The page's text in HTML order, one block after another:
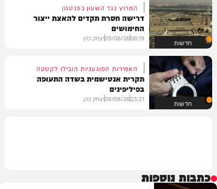
חדשות
המרוץ נגד השעון בפנטגון
דרישה חסרת תקדים להאצת ייצור
החימושים
08:19
09/08/26יצחק כהן
חדשות
האמירות הפוגעניות הובילו לקטטה
תקרית אנטישמית בשדה התעופה
בפיליפינים
23:21
08/08/26יצחק כהן
כתבות נוספות